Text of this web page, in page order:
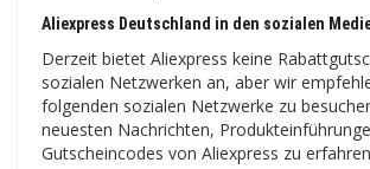
Aliexpress Deutschland in den sozialen
Derzeit bietet Aliexpress keine
sozialen Netzwerken an, aber wir
folgenden sozialen Netzwerke zu
neuesten Nachrichten,
Gutscheincodes von Aliexpress zu